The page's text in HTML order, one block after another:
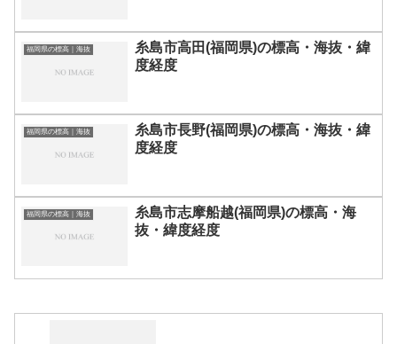
福岡県の標高｜海抜
糸島市高田(福岡県)の標高・海抜・緯
度経度
福岡県の標高｜海抜
糸島市長野(福岡県)の標高・海抜・緯
度経度
福岡県の標高｜海抜
糸島市志摩船越(福岡県)の標高・海
抜・緯度経度